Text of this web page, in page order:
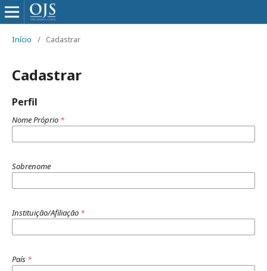
Início / Cadastrar
Cadastrar
Perfil
Nome Próprio *
Sobrenome
Instituição/Afiliação *
País *